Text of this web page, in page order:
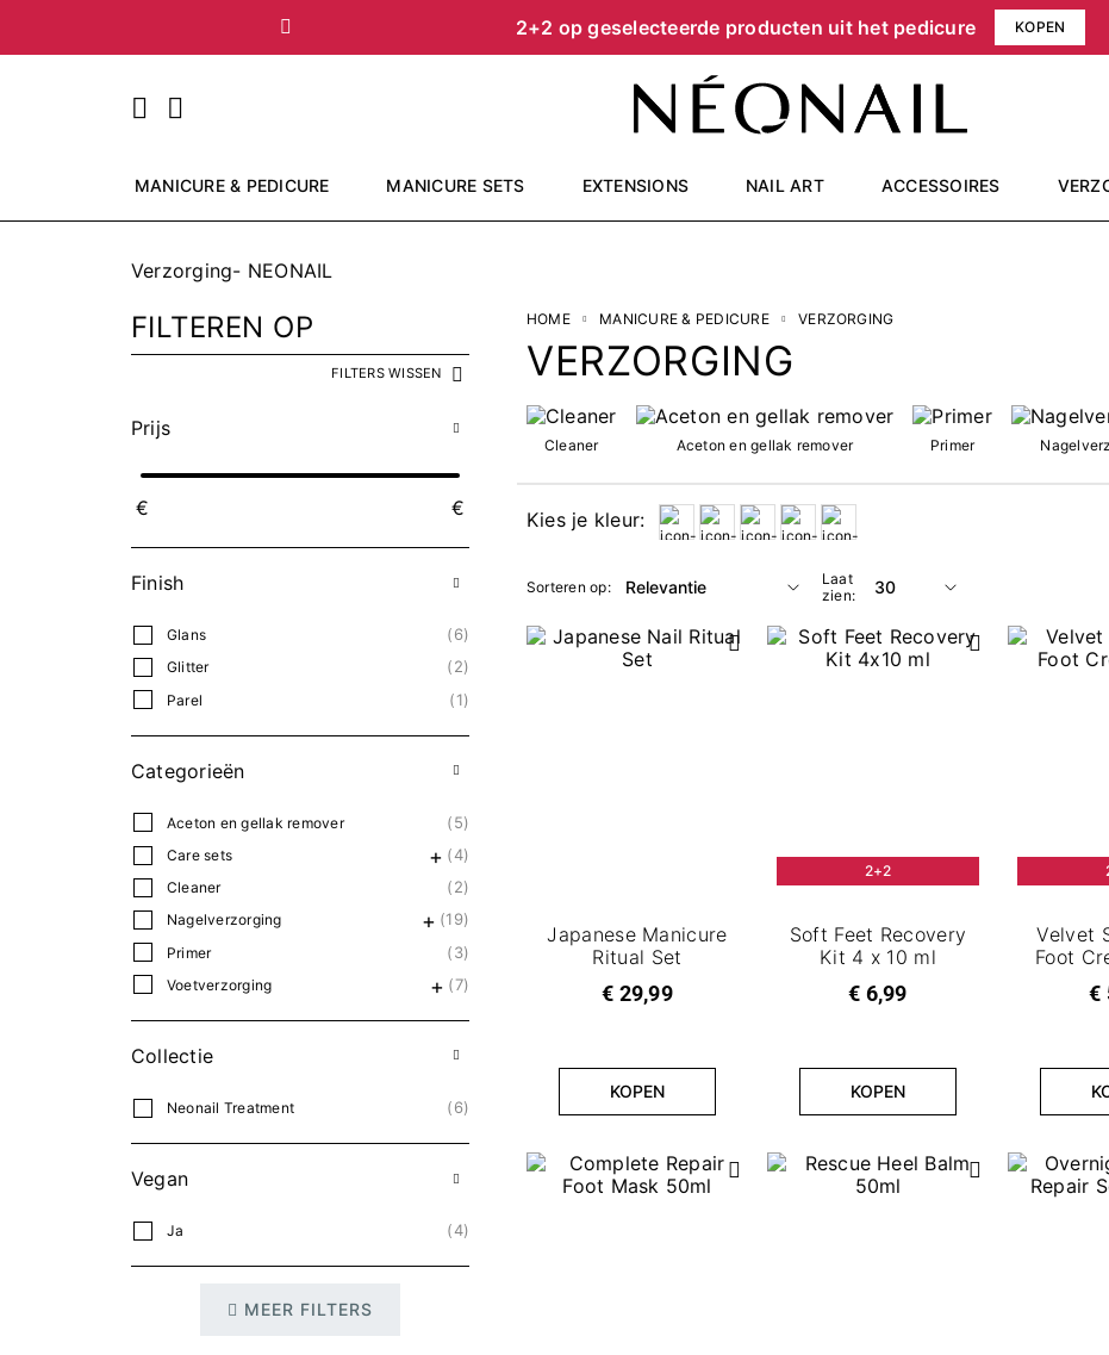
2+2 op geselecteerde producten uit het pedicure KOPEN
Vorige
MANICURE & PEDICURE MANICURE SETS EXTENSIONS NAIL ART ACCESSOIRES
Verzorging- NEONAIL
FILTEREN OP
FILTERS WISSEN
Prijs
€ €
Finish
Glans 6
Glitter 2
Parel 1
Categorieën
Aceton en gellak remover 5
Care sets 4
Cleaner 2
Nagelverzorging 19
Primer 3
Voetverzorging 7
Collectie
Neonail Treatment 6
Vegan
Ja 4
MEER FILTERS
HOME MANICURE & PEDICURE VERZORGING
VERZORGING
Cleaner Aceton en gellak remover Primer
Kies je kleur:
Sorteren op:
Laat
zien:
Japanese Manicure
Ritual Set
€ 29,99
KOPEN
2+2
Soft Feet Recovery
Kit 4 x 10 ml
€ 6,99
KOPEN
Velvet
Foot
€